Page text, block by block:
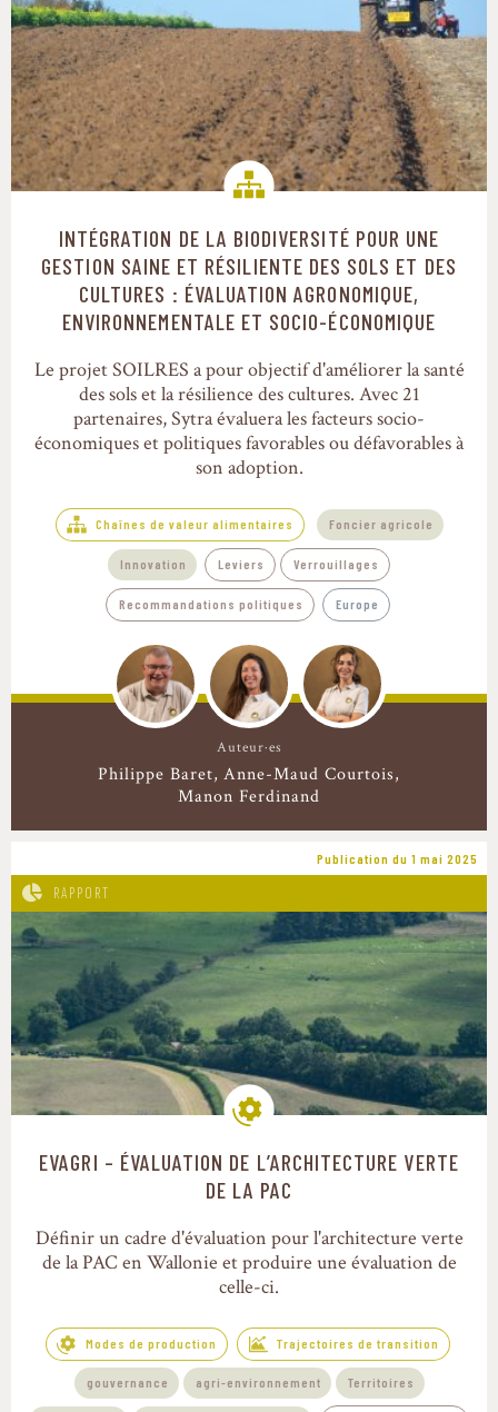
Chaînes de valeur alimentaires
INTÉGRATION DE LA BIODIVERSITÉ POUR UNE
GESTION SAINE ET RÉSILIENTE DES SOLS ET DES
CULTURES : ÉVALUATION AGRONOMIQUE,
ENVIRONNEMENTALE ET SOCIO-ÉCONOMIQUE
Le projet SOILRES a pour objectif d'améliorer la santé
des sols et la résilience des cultures. Avec 21
partenaires, Sytra évaluera les facteurs socio-
économiques et politiques favorables ou défavorables à
son adoption.
Chaînes de valeur alimentaires Foncier agricole
Innovation Leviers Verrouillages
Recommandations politiques Europe
Auteur·es
Philippe Baret Anne-Maud Courtois
Manon Ferdinand
Publication du 1 mai 2025
RAPPORT
Modes de production
EVAGRI – ÉVALUATION DE L’ARCHITECTURE VERTE
DE LA PAC
Définir un cadre d'évaluation pour l'architecture verte
de la PAC en Wallonie et produire une évaluation de
celle-ci.
Modes de production Trajectoires de transition
gouvernance agri-environnement Territoires